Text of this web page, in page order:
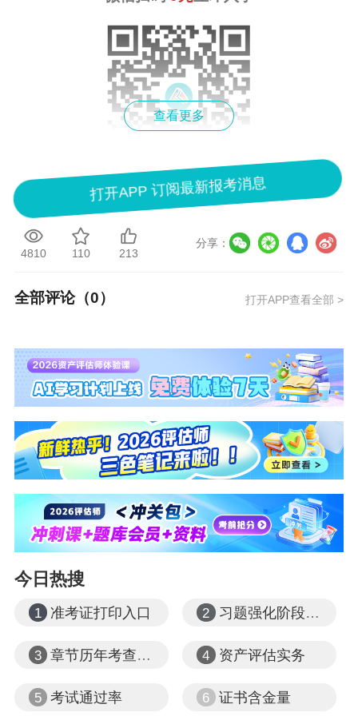
2026年 资产评估师
基础课程已开课，想要备考抢
先一步？不想落后他人？快来了解一下我们的高
效实验班吧！
点击查看详情>>
查看更多
打开APP 订阅最新报考消息
4810 110 213
分享：
全部评论（0） 打开APP查看全部 >
今日热搜
1 准考证打印入口 2 习题强化阶段课程
3 章节历年考查题型 4 资产评估实务
5 考试通过率 6 证书含金量